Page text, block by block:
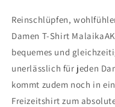
Reinschlüpfen,
Damen T-Shirt
bequemes und
unerlässlich für jeden
kommt zudem noch in
Freizeitshirt zum